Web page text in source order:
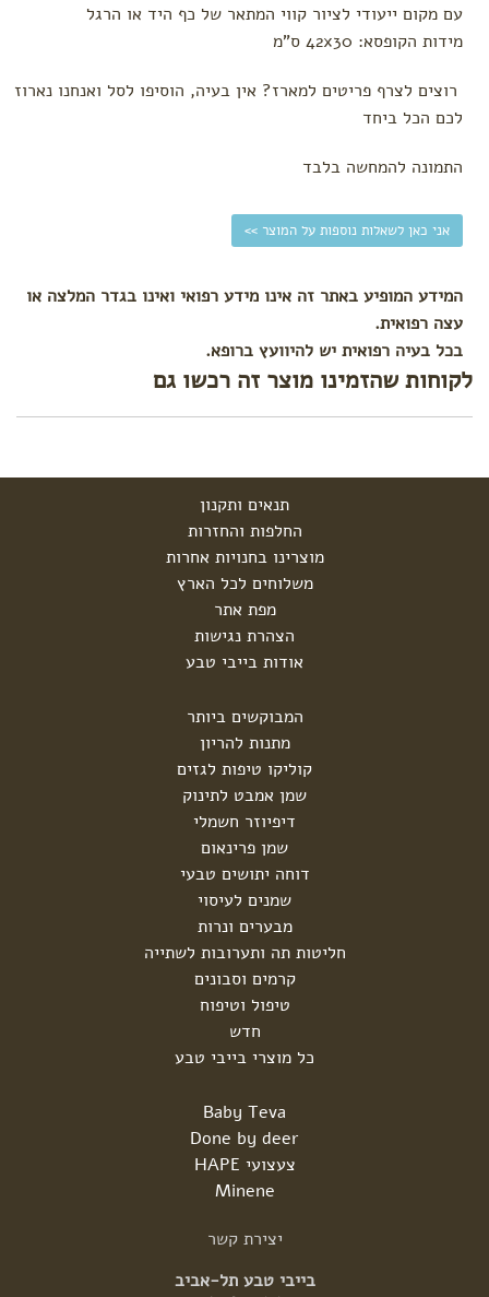
עם מקום ייעודי לציור קווי המתאר של כף היד או הרגל
מידות הקופסא: 42x30 ס"מ
רוצים לצרף פריטים למארז? אין בעיה, הוסיפו לסל ואנחנו נארוז
לכם הכל ביחד
התמונה להמחשה בלבד
אני כאן לשאלות נוספות על המוצר >>
המידע המופיע באתר זה אינו מידע רפואי ואינו בגדר המלצה או
עצה רפואית.
בכל בעיה רפואית יש להיוועץ ברופא.
לקוחות שהזמינו מוצר זה רכשו גם
תנאים ותקנון
החלפות והחזרות
מוצרינו בחנויות אחרות
משלוחים לכל הארץ
מפת אתר
הצהרת נגישות
אודות בייבי טבע
המבוקשים ביותר
מתנות להריון
קוליקו טיפות לגזים
שמן אמבט לתינוק
דיפיוזר חשמלי
שמן פרינאום
דוחה יתושים טבעי
שמנים לעיסוי
מבערים ונרות
חליטות תה ותערובות לשתייה
קרמים וסבונים
טיפול וטיפוח
חדש
כל מוצרי בייבי טבע
Baby Teva
Done by deer
צעצועי HAPE
Minene
יצירת קשר
בייבי טבע תל-אביב